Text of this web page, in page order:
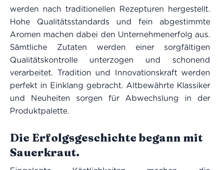
werden nach traditionellen Rezepturen hergestellt.
Hohe Qualitätsstandards und fein abgestimmte
Aromen machen dabei den Unternehmenerfolg aus.
Sämtliche Zutaten werden einer sorgfältigen
Qualitätskontrolle unterzogen und schonend
verarbeitet. Tradition und Innovationskraft werden
perfekt in Einklang gebracht. Altbewährte Klassiker
und Neuheiten sorgen für Abwechslung in der
Produktpalette.
Die Erfolgsgeschichte begann mit
Sauerkraut.